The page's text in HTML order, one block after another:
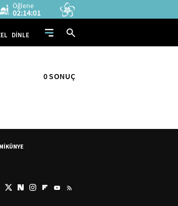
Öğlene
02:14:01
DİNLE
0 SONUÇ
KÜNYE